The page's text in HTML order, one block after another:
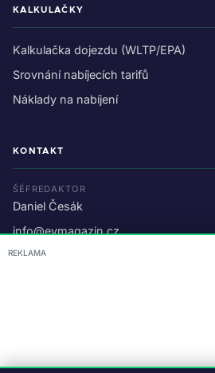
KALKULAČKY
Kalkulačka dojezdu (WLTP/EPA)
Srovnání nabíjecích tarifů
Náklady na nabíjení
KONTAKT
ŠÉFREDAKTOR
Daniel Česák
info@evmagazin.cz
O nás
REKLAMA